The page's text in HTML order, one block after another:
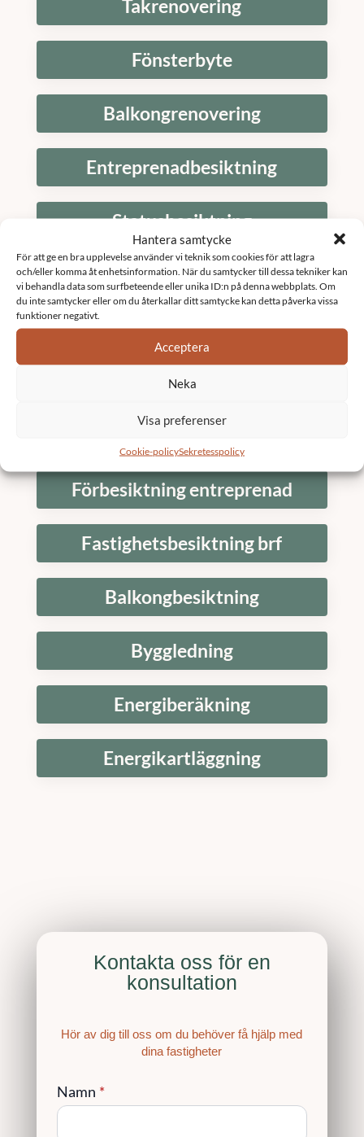
Hantera samtycke
För att ge en bra upplevelse använder vi teknik som cookies för att lagra
och/eller komma åt enhetsinformation. När du samtycker till dessa tekniker kan
vi behandla data som surfbeteende eller unika ID:n på denna webbplats. Om
du inte samtycker eller om du återkallar ditt samtycke kan detta påverka vissa
funktioner negativt.
Acceptera
Neka
Visa preferenser
Cookie-policySekretesspolicy
Takrenovering
Fönsterbyte
Balkongrenovering
Entreprenadbesiktning
Statusbesiktning
Fönsterrenovering brf
Relining brf
Fasadrenovering brf
Förbesiktning entreprenad
Fastighetsbesiktning brf
Balkongbesiktning
Byggledning
Energiberäkning
Energikartläggning
Kontakta oss för en
konsultation
Hör av dig till oss om du behöver få hjälp med
dina fastigheter
Namn *